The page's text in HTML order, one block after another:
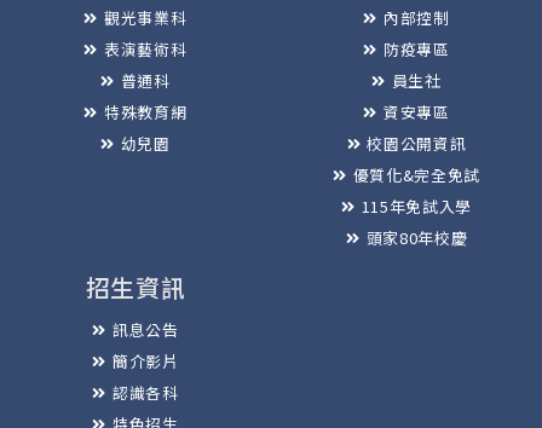
觀光事業科
表演藝術科
普通科
特殊教育網
幼兒園
內部控制
防疫專區
員生社
資安專區
校園公開資訊
優質化&完全免試
115年免試入學
頭家80年校慶
招生資訊
訊息公告
簡介影片
認識各科